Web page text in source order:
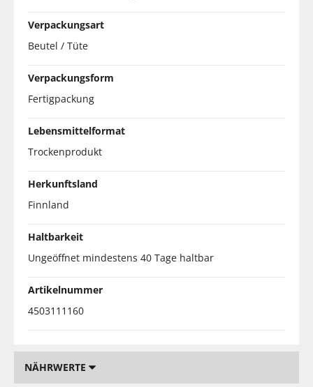
Verpackungsart
Beutel / Tüte
Verpackungsform
Fertigpackung
Lebensmittelformat
Trockenprodukt
Herkunftsland
Finnland
Haltbarkeit
Ungeöffnet mindestens 40 Tage haltbar
Artikelnummer
4503111160
NÄHRWERTE